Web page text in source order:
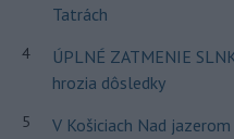
Tatrách
4
ÚPLNÉ ZATMENIE
hrozia dôsledky
5
V Košiciach Nad